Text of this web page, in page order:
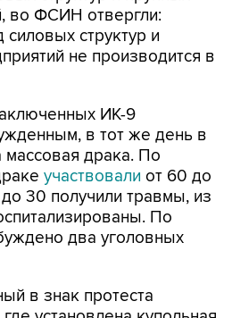
не производится в
ИК-9
драка. По
участвовалиот 60 до
30 получили травмы, из
По
два уголовных
в знак протеста
и потребовал от